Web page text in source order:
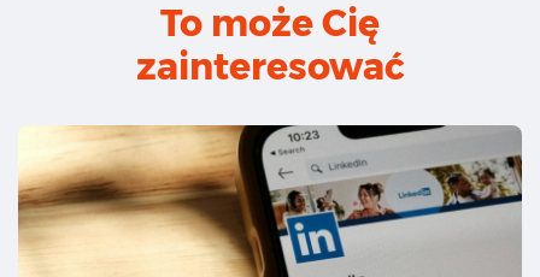
To może Cię
zainteresować